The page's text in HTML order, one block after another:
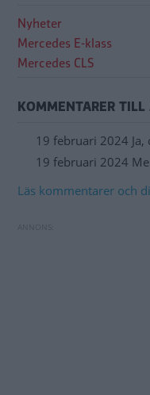
Nyheter
Mercedes E-klass
Mercedes CLS
KOMMENTARER
19 februari 2024
19 februari 2024
Läs kommentarer och